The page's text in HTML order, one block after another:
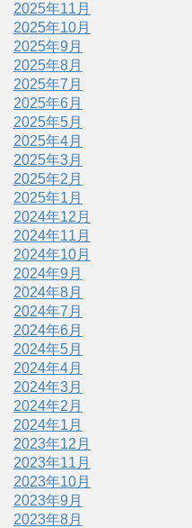
2025年11月
2025年10月
2025年9月
2025年8月
2025年7月
2025年6月
2025年5月
2025年4月
2025年3月
2025年2月
2025年1月
2024年12月
2024年11月
2024年10月
2024年9月
2024年8月
2024年7月
2024年6月
2024年5月
2024年4月
2024年3月
2024年2月
2024年1月
2023年12月
2023年11月
2023年10月
2023年9月
2023年8月